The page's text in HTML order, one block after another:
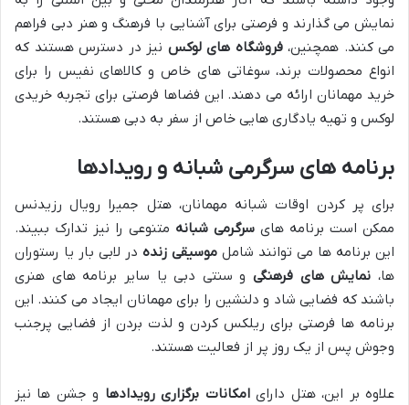
نمایش می گذارند و فرصتی برای آشنایی با فرهنگ و هنر دبی فراهم
می کنند. همچنین،فروشگاه های لوکس نیز در دسترس هستند که
انواع محصولات برند، سوغاتی های خاص و کالاهای نفیس را برای
خرید مهمانان ارائه می دهند. این فضاها فرصتی برای تجربه خریدی
لوکس و تهیه یادگاری هایی خاص از سفر به دبی هستند.
برنامه های سرگرمی شبانه و رویدادها
برای پر کردن اوقات شبانه مهمانان، هتل جمیرا رویال رزیدنس
ممکن است برنامه های سرگرمی شبانه متنوعی را نیز تدارک ببیند.
این برنامه ها می توانند شامل موسیقی زنده در لابی بار یا رستوران
ها، نمایش های فرهنگیو سنتی دبی یا سایر برنامه های هنری
باشند که فضایی شاد و دلنشین را برای مهمانان ایجاد می کنند. این
برنامه ها فرصتی برای ریلکس کردن و لذت بردن از فضایی پرجنب
وجوش پس از یک روز پر از فعالیت هستند.
علاوه بر این، هتل دارایامکانات برگزاری رویدادها و جشن ها نیز